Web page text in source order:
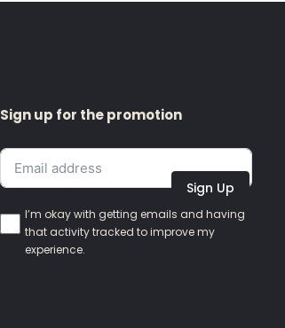
Sign up for the promotion
Sign Up
I’m okay with getting emails and having
that activity tracked to improve my
experience.